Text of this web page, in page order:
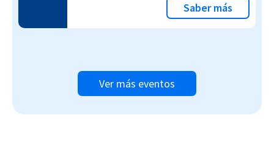
Saber más
Ver más eventos